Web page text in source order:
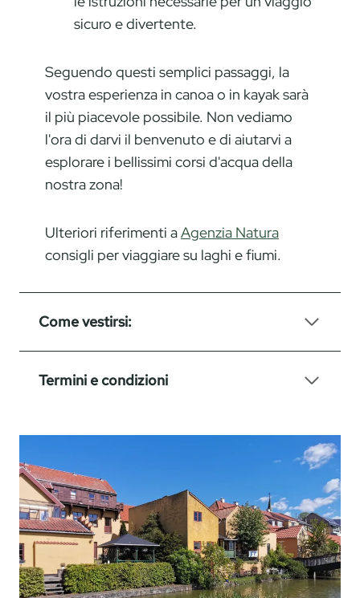
sicuro e divertente.
Seguendo questi semplici passaggi, la
vostra esperienza in canoa o in kayak sarà
il più piacevole possibile. Non vediamo
l'ora di darvi il benvenuto e di aiutarvi a
esplorare i bellissimi corsi d'acqua della
nostra zona!
Ulteriori riferimenti aAgenzia Natura
consigli per viaggiare su laghi e fiumi.
Come vestirsi:
Termini e condizioni